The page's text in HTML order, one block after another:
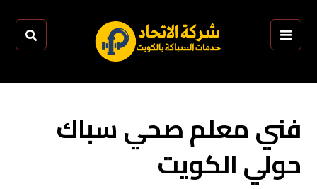
فني معلم صحي سباك
حولي الكويت